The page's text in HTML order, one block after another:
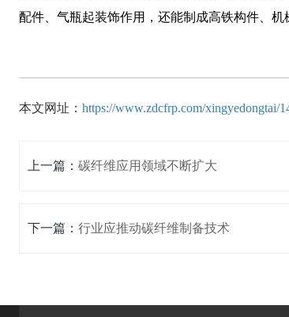
配件、气瓶起装饰作用，还能制成高铁构件、机
本文网址：https://www.zdcfrp.com/xingyedongtai/
上一篇：碳纤维应用领域不断扩大
下一篇：行业应推动碳纤维制备技术